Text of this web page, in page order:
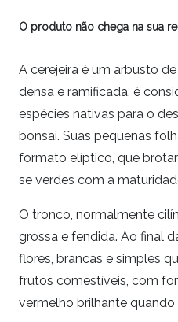
O produto não chega na sua
A cerejeira é um arbusto
densa e ramificada, é
espécies nativas para o
bonsai. Suas pequenas
formato elíptico, que
se verdes com a
O tronco, normalmente
grossa e fendida. Ao final
flores, brancas e simples
frutos comestíveis, com
vermelho brilhante quando